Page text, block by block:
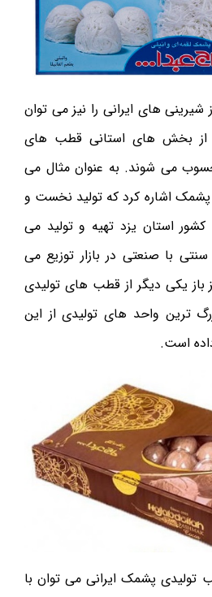
شیرینی های ایرانی را نیز می توان
از بخش های استانی قطب های
می شوند. به عنوان مثال می
پشمک اشاره کرد که تولید نخست و
استان یزد تهیه و تولید می
با صنعتی در بازار توزیع می
باز یکی دیگر از قطب های تولیدی
ترین واحد های تولیدی از این
است.
پشمک ایرانی می توان با